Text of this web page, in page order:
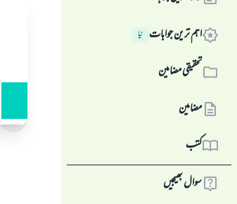
اہم ترین جوابات نِیا
تحقیقی مضامین
مضامین
کتب
سوال بھیجیں